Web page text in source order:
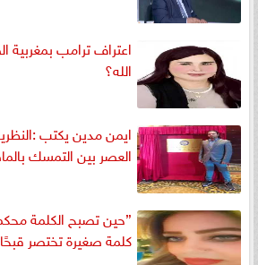
اعتراف ترامب بمغربية
الله؟
ايمن مدين يكتب
العصر بين التمسك
”حين تصبح الكلمة
كلمة صغيرة تختصر قبحًا